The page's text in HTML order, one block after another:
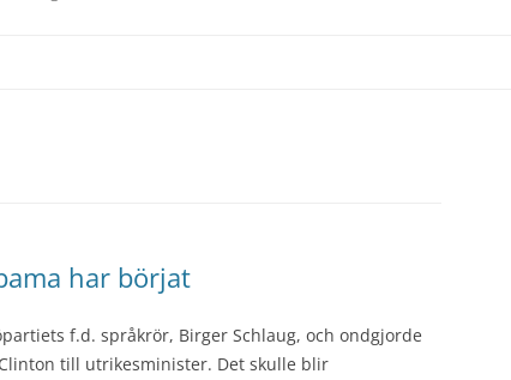
har börjat
f.d. språkrör, Birger Schlaug, och ondgjorde
till utrikesminister. Det skulle blir